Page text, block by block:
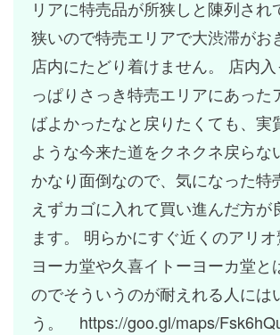
リアに特売品が所狭しと陳列され
狭いので特売エリアで大渋滞がお
店内にたどり着けません。 店内
っぱりさっき特売エリアにあった
ばよかったなと戻りたくても、実
ような今来た道をクネクネ戻らな
かなり面倒なので、気になった特
えずカゴに入れて買い進んだ方が
ます。 明らかにすぐ近くのアリ
ヨーカ堂や久喜イトーヨーカ堂と
のでそういうのが耐えれる人には
う。 https://goo.gl/maps/